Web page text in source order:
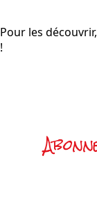
Pour les
!